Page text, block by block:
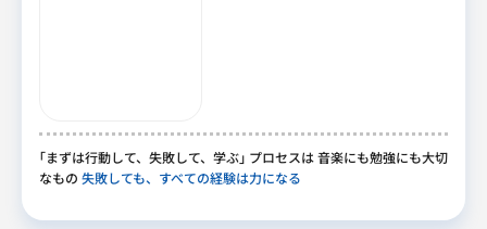
｢まずは行動して、 失敗して、 学ぶ｣ プロセスは 音楽にも勉強にも大切
なもの 失敗しても、すべての経験は力になる